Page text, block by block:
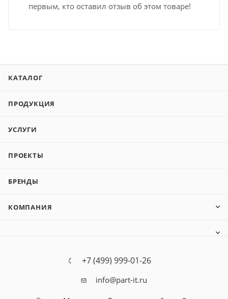
первым, кто оставил отзыв об этом товаре!
КАТАЛОГ
ПРОДУКЦИЯ
УСЛУГИ
ПРОЕКТЫ
БРЕНДЫ
КОМПАНИЯ
+7 (499) 999-01-26
info@part-it.ru